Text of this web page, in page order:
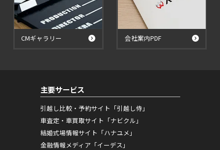
CMギャラリー 会社案内PDF
主要サービス
引越し比較・予約サイト「引越し侍」
車査定・車買取サイト「ナビクル」
結婚式場情報サイト「ハナユメ」
金融情報メディア「イーデス」